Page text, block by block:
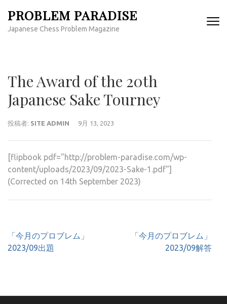
(Enter
す)
PROBLEM PARADISE
Japanese Chess Problem Magazine
The Award of the 20th
Japanese Sake Tourney
投稿者: SITE ADMIN 9月 13, 2023
[flipbook pdf="http://problem-paradise.com/wp-
content/uploads/2023/09/2023-Sake-1.pdf"]
(Corrected on 14th September 2023)
投
稿
ー
「今月のプロブレム」
2023/09出題
「今月のプロブレム」
2023/09解答